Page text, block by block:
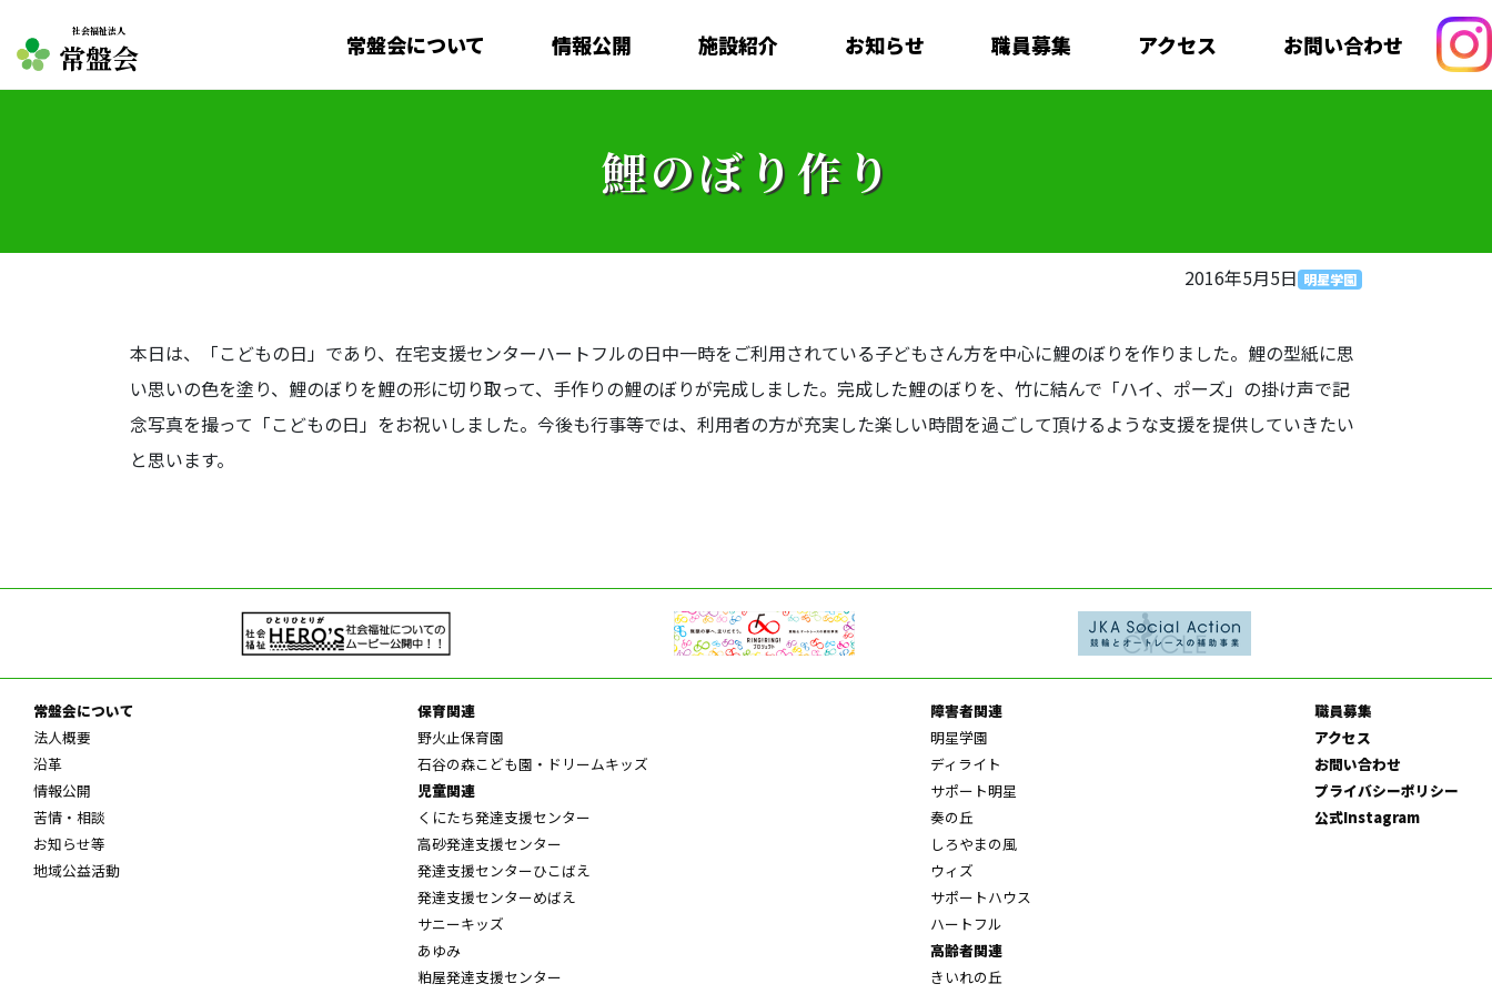
社会福祉法人
常盤会 常盤会について 情報公開 施設紹介 お知らせ 職員募集 アクセス お問い合わせ
鯉のぼり作り
2016年5月5日 明星学園
本日は、「こどもの日」であり、在宅支援センターハートフルの日中一時をご利用されている子どもさん方を中心に鯉のぼりを作りました。鯉の型紙に思
い思いの色を塗り、鯉のぼりを鯉の形に切り取って、手作りの鯉のぼりが完成しました。完成した鯉のぼりを、竹に結んで「ハイ、ポーズ」の掛け声で記
念写真を撮って「こどもの日」をお祝いしました。今後も行事等では、利用者の方が充実した楽しい時間を過ごして頂けるような支援を提供していきたい
と思います。
常盤会について
法人概要
沿革
情報公開
苦情・相談
お知らせ等
地域公益活動
保育関連
野火止保育園
石谷の森こども園・ドリームキッズ
児童関連
くにたち発達支援センター
高砂発達支援センター
発達支援センターひこばえ
発達支援センターめばえ
サニーキッズ
あゆみ
粕屋発達支援センター
障害者関連
明星学園
ディライト
サポート明星
奏の丘
しろやまの風
ウィズ
サポートハウス
ハートフル
高齢者関連
きいれの丘
職員募集
アクセス
お問い合わせ
プライバシーポリシー
公式Instagram